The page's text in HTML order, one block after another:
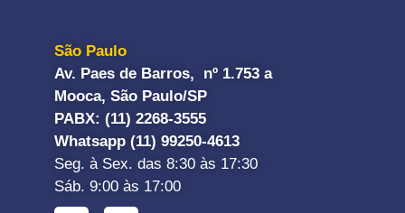
São Paulo
Av. Paes de Barros, nº 1.753 a
Mooca, São Paulo/SP
PABX: (11) 2268-3555
Whatsapp (11) 99250-4613
Seg. à Sex. das 8:30 às 17:30
Sáb. 9:00 às 17:00